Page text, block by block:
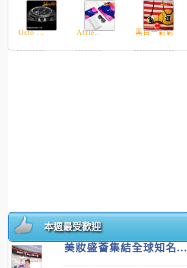
Octo ... Affle... 黑白一對對
本週最受歡迎
美妝盛薈集結全球知名...